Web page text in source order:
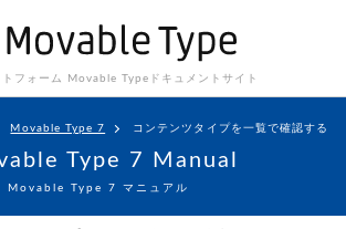
トフォーム Movable Type ドキュメントサイト
Movable Type 7 コンテンツタイプを一覧で確認する
Type 7 Manual
Movable Type 7 マニュアル